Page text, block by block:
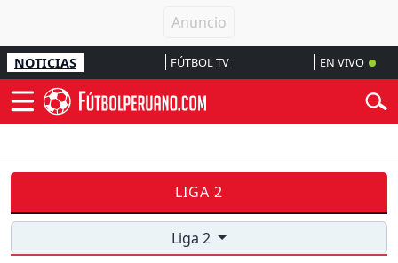
NOTICIAS FÚTBOL TV EN VIVO
LIGA 2
Liga 2